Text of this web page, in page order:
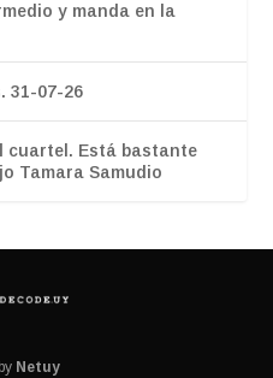
y manda en la
31-07-26
cuartel. Está bastante
Tamara Samudio
Netuy